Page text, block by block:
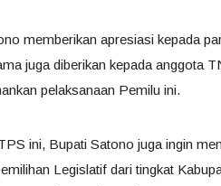
memberikan apresiasi kepada
juga diberikan kepada anggota
pelaksanaan Pemilu ini.
ini, Bupati Satono juga ingin
Legislatif dari tingkat